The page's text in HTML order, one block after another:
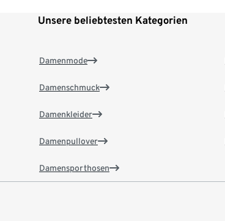
Unsere beliebtesten Kategorien
Damenmode
Damenschmuck
Damenkleider
Damenpullover
Damensporthosen